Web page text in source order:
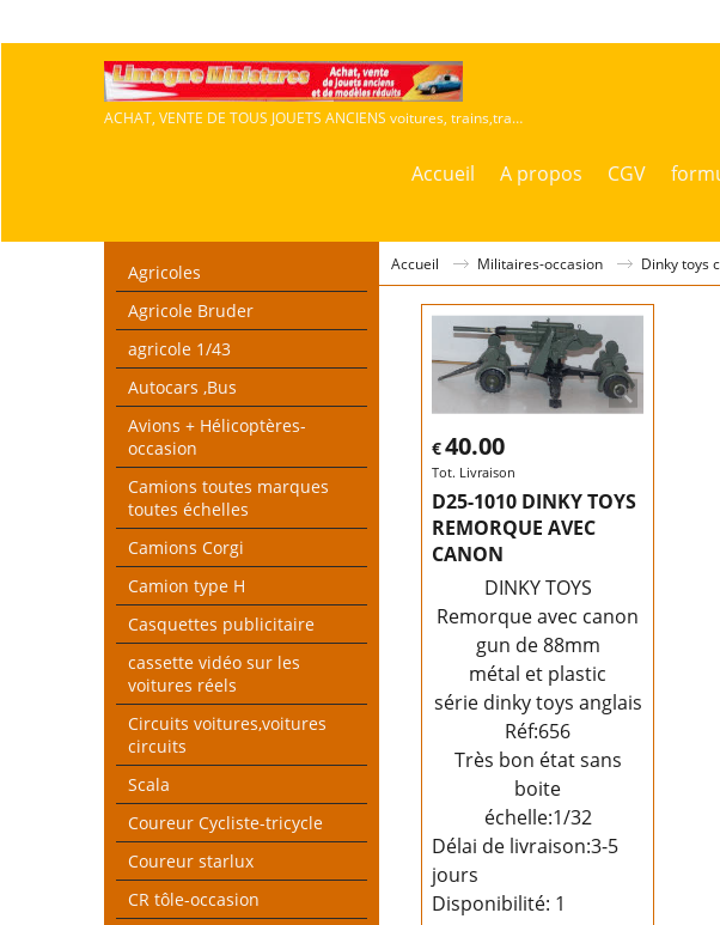
ACHAT, VENTE DE TOUS JOUETS ANCIENS voitures, trains,travaux publics,agricoles
Accueil A propos CGV
Agricoles
Agricole Bruder
agricole 1/43
Autocars ,Bus
Avions + Hélicoptères-
occasion
Camions toutes marques
toutes échelles
Camions Corgi
Camion type H
Casquettes publicitaire
cassette vidéo sur les
voitures réels
Circuits voitures,voitures
circuits
Scala
Coureur Cycliste-tricycle
Coureur starlux
CR tôle-occasion
Accueil Militaires-occasion Dinky toys
€40.00
Tot. Livraison
D25-1010 DINKY TOYS
REMORQUE AVEC
CANON
DINKY TOYS
Remorque avec canon
gun de 88mm
métal et plastic
série dinky toys anglais
Réf:656
Très bon état sans
boite
échelle:1/32
Délai de livraison:3-5
jours
Disponibilité: 1